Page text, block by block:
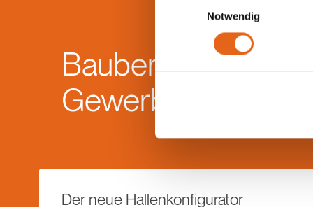
Übereinstimmung mit den
Sie geben Einwilligung zu
Notwendig
Bauberatung im
Gewerbebau
Der neue Hallenkonfigurator